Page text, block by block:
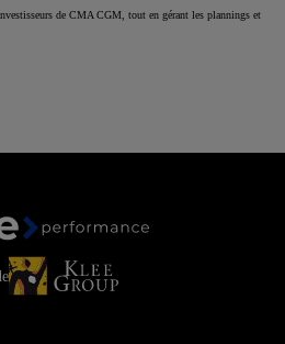
de CMA CGM, tout en gérant les plannings et